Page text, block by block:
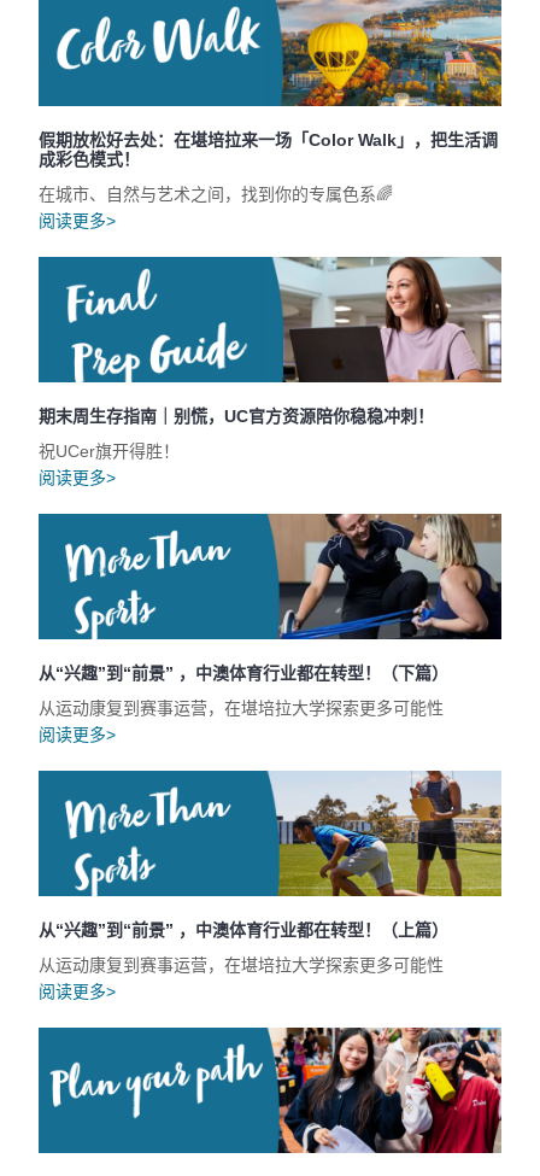
假期放松好去处：在堪培拉来一场「Color Walk」，把生活调
成彩色模式！
在城市、自然与艺术之间，找到你的专属色系🌈
阅读更多>
期末周生存指南｜别慌，UC官方资源陪你稳稳冲刺！
祝UCer旗开得胜！
阅读更多>
从“兴趣”到“前景” ，中澳体育行业都在转型！（下篇）
从运动康复到赛事运营，在堪培拉大学探索更多可能性
阅读更多>
从“兴趣”到“前景” ，中澳体育行业都在转型！（上篇）
从运动康复到赛事运营，在堪培拉大学探索更多可能性
阅读更多>